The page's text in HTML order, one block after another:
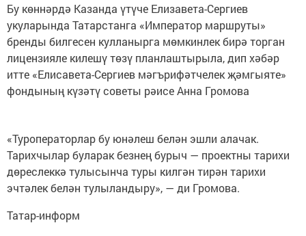
Бу көннәрдә Казанда үтүче Елизавета-Сергиев
укуларында Татарстанга «Император маршруты»
бренды билгесен кулланырга мөмкинлек бирә торган
лицензияле килешү төзү планлаштырыла, дип хәбәр
итте «Елисавета-Сергиев мәгърифәтчелек җәмгыяте»
фондының күзәтү советы рәисе Анна Громова
«Туроператорлар бу юнәлеш белән эшли алачак.
Тарихчылар буларак безнең бурыч — проектны тарихи
дөреслеккә тулысынча туры килгән тирән тарихи
эчтәлек белән тулыландыру», — ди Громова.
Татар-информ